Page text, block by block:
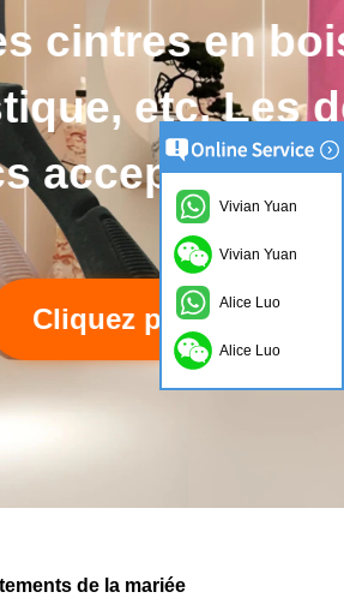
velours,
et des
de la mariée
Vivian Yuan
Vivian Yuan
Alice Luo
Alice Luo